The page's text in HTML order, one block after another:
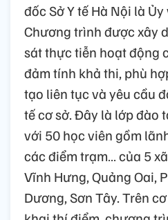
đốc Sở Y tế Hà Nội là
Chương trình được xây
sát thực tiễn hoạt động
đảm tính khả thi, phù
tạo liên tục và yêu cầu
tế cơ sở. Đây là lớp đào
với 50 học viên gồm
các điểm trạm… của 5
Vĩnh Hưng, Quảng Oai,
Dương, Sơn Tây. Trên